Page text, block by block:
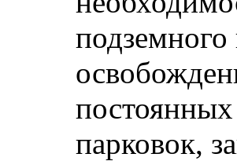
подземного
парковок,